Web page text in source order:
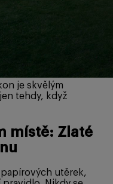
je skvělým
tehdy, když
místě: Zlaté
utěrek,